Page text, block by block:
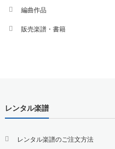
編曲作品
販売楽譜・書籍
レンタル楽譜
レンタル楽譜のご注文方法